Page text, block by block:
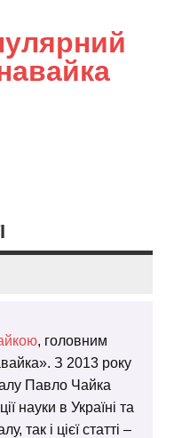
, головним
З 2013 року
Павло Чайка
науки в Україні та
так і цієї статті –